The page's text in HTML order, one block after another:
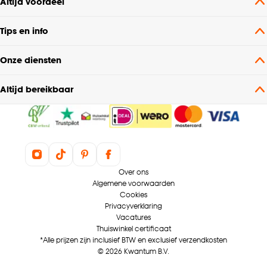
Tips en info
Onze diensten
Altijd bereikbaar
Over ons
Algemene voorwaarden
Cookies
Privacyverklaring
Vacatures
Thuiswinkel certificaat
*Alle prijzen zijn inclusief BTW en exclusief verzendkosten
© 2026 Kwantum B.V.